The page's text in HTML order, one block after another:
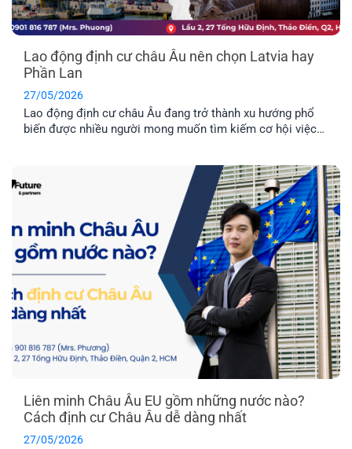
Lao động định cư châu Âu nên chọn Latvia hay
Phần Lan
27/05/2026
Lao động định cư châu Âu đang trở thành xu hướng phổ
biến được nhiều người mong muốn tìm kiếm cơ hội việc
nhất hiện nay là Latvia và Phần Lan. Mỗi địa điểm đều có
những ưu điểm riêng. Vậy đâu mới là nơi phù hợp nhất với
Liên minh Châu Âu EU gồm những nước nào?
Cách định cư Châu Âu dễ dàng nhất
27/05/2026